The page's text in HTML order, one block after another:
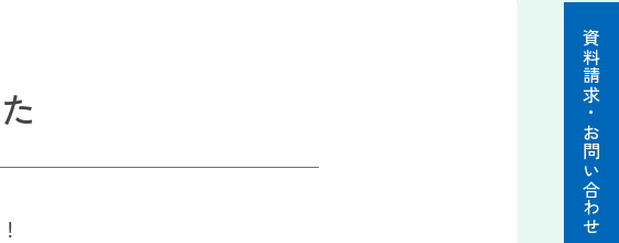
資料請求・お問い合わせ